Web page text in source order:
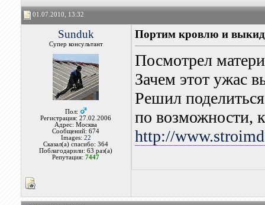
01.07.2010, 13:32
Sunduk
Супер консультант
Пол:
Регистрация: 27.02.2006
Адрес: Москва
Сообщений: 674
Images: 22
Сказал(а) спасибо: 364
Поблагодарили: 63 раз(а)
Репутация:7447
Портим кровлю и
Посмотрел
Зачем этот ужас
Решил
по возможности,
http://